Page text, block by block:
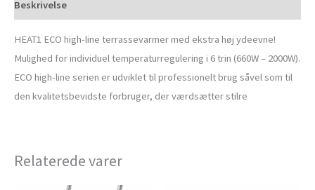
Beskrivelse
HEAT1 ECO high-line terrassevarmer med ekstra høj ydeevne!
Mulighed for individuel temperaturregulering i 6 trin (660W – 2000W).
ECO high-line serien er udviklet til professionelt brug såvel som til
den kvalitetsbevidste forbruger, der værdsætter stilre
Relaterede varer